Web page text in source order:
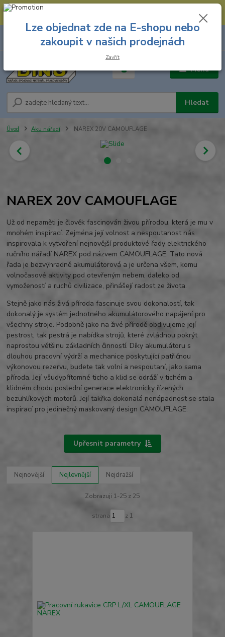
--- Spojovací materiál: 774 431 045 --- Prodejna nářadí: 731 449 423 --
Menu
Hledat
8.00 hod. - 16.00 hod.
za
Úvod Aku nářadí NAREX 20V CAMOUFLAGE
NAREX 20V CAMOUFLAGE
Už od nepaměti je člověk fascinován živou přírodou, která je mu v
mnohém inspirací. Zejména její volnost a nespoutanost nás
inspirovala k vytvoření nejnovější produktové řady elektrického
ručního nářadí NAREX pod názvem CAMOUFLAGE. Tato nová
řada je bezvýhradně akumulátorová a je určena všem, komu
volnočasové aktivity pod otevřeným nebem, daleko od
vymožeností a ruchů civilizace, přinášejí radost ze života.
Stejně jako nás živá příroda fascinuje svou dokonalostí, tak
dokonalý je systém jednotného akumulátorového napájení pro
všechny stroje. Podobně jako na živé přírodě obdivujeme její
pestrost, tak pestrá je nabídka strojů, které zvládnou pokrýt
naprostou většinu základních činností. Díky akumulátoru s
dlouhou pracovní výdrží a mechanice poskytující patřičnou
výkonovou rezervu, budete tak volní a nespoutaní, jako sama
příroda. Její všudypřítomné ticho a klid se odráží v tichém a
klidném chodu poslední generace elektronicky řízených
bezuhlíkových motorů. Její takřka dokonalá nenápadnost se stala
inspirací pro jedinečný maskovaný design CAMOUFLAGE.
Upřesnit parametry
Nejnovější Nejlevnější Nejdražší
Zobrazuji 1-25 z 25
strana z 1
Lze objednat zde na E-shopu nebo
zakoupit v našich prodejnách
Zavřít